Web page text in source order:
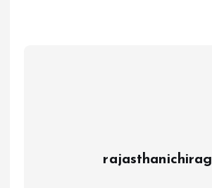
rajasthanichirag